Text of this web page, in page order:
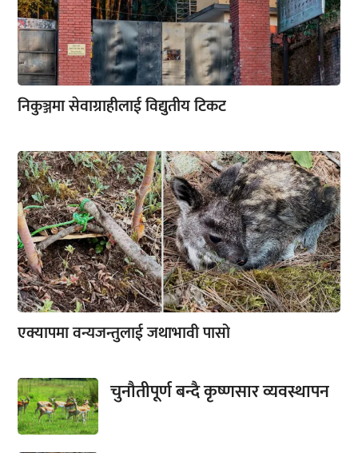
निकुञ्जमा सेवाग्राहीलाई विद्युतीय टिकट
एक्यापमा वन्यजन्तुलाई जथाभावी पासो
चुनौतीपूर्ण बन्दै कृष्णसार व्यवस्थापन